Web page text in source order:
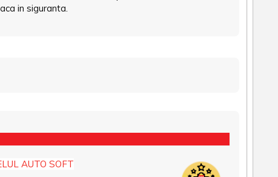
in siguranta.
AUTO SOFT